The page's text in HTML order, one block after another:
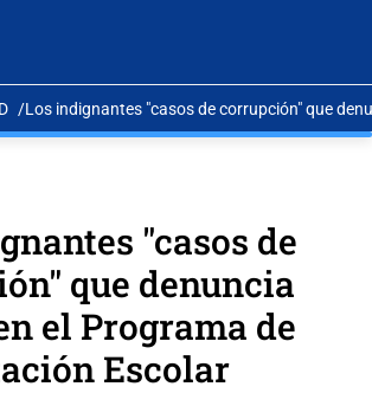
Los indignantes "casos de corrupción" que
"casos de
que denuncia
el Programa de
Escolar